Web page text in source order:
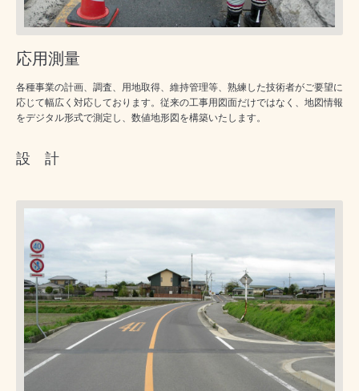
応用測量
各種事業の計画、調査、用地取得、維持管理等、熟練した技術者がご要望に
応じて幅広く対応しております。従来の工事用図面だけではなく、地図情報
をデジタル形式で測定し、数値地形図を構築いたします。
設 計